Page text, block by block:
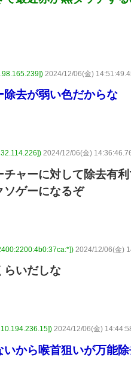
2024/12/06(金)
去が弱い色だからな
2024/12/06(金)
ャーに対して除去有
ソゲーになるぞ
2024/12/06(金)
らいだしな
2024/12/06(金)
から喉首狙いが万能